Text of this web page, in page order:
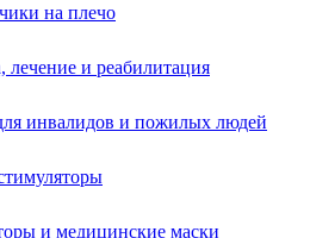
на плечо
лечение и реабилитация
инвалидов и пожилых людей
и медицинские маски